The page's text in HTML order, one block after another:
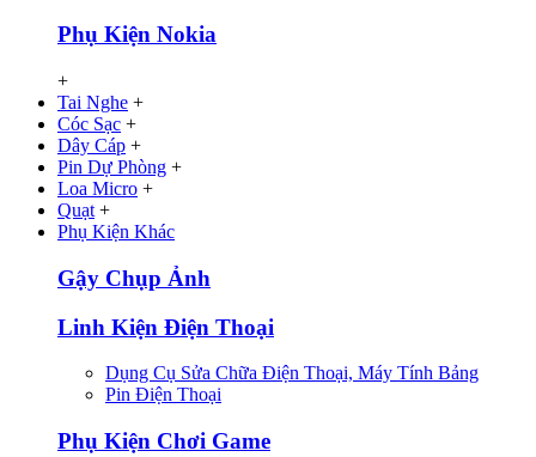
Phụ Kiện Nokia
+
Tai Nghe +
Cóc Sạc +
Dây Cáp +
Pin Dự Phòng +
Loa Micro +
Quạt +
Phụ Kiện Khác
Gậy Chụp Ảnh
Linh Kiện Điện Thoại
Dụng Cụ Sửa Chữa Điện Thoại, Máy Tính Bảng
Pin Điện Thoại
Phụ Kiện Chơi Game